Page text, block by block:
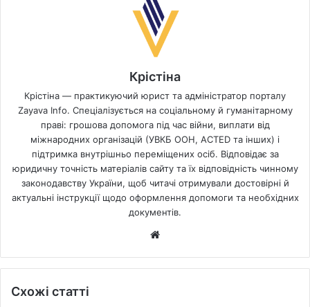
Крістіна
Крістіна — практикуючий юрист та адміністратор порталу
Zayava Info. Спеціалізується на соціальному й гуманітарному
праві: грошова допомога під час війни, виплати від
міжнародних організацій (УВКБ ООН, ACTED та інших) і
підтримка внутрішньо переміщених осіб. Відповідає за
юридичну точність матеріалів сайту та їх відповідність чинному
законодавству України, щоб читачі отримували достовірні й
актуальні інструкції щодо оформлення допомоги та необхідних
документів.
Схожі статті